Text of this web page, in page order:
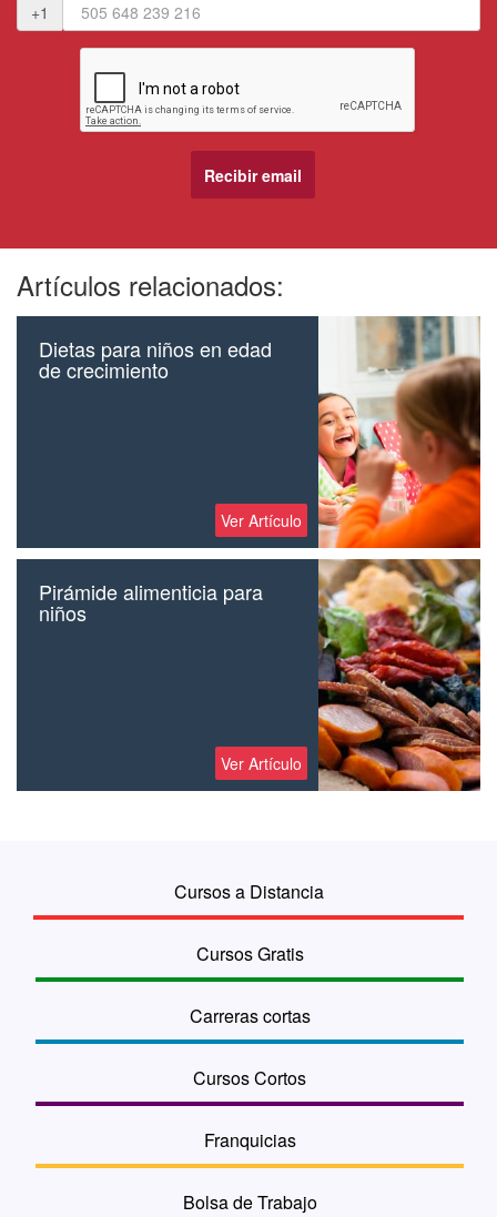
+1
Artículos relacionados:
Dietas para niños en edad
de crecimiento
Ver Artículo
Pirámide alimenticia para
niños
Ver Artículo
Cursos a Distancia
Cursos Gratis
Carreras cortas
Cursos Cortos
Franquicias
Bolsa de Trabajo